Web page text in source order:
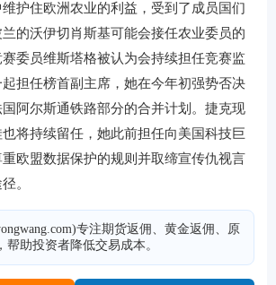
护住欧洲农业的利益，受到了成员国们
的沃伊切肖斯基可能会接任农业委员的
委员维斯塔格被认为会持续担任竞赛监
担任榜首副主席，她在今年初强势否决
阿尔斯通铁路部分的合并计划。捷克现
将持续留任，她此前担任向美国科技巨
欧盟数据保护的规则并取缔宣传仇视言
。
专注期货返佣、黄金返佣、原
帮助投资者降低交易成本。